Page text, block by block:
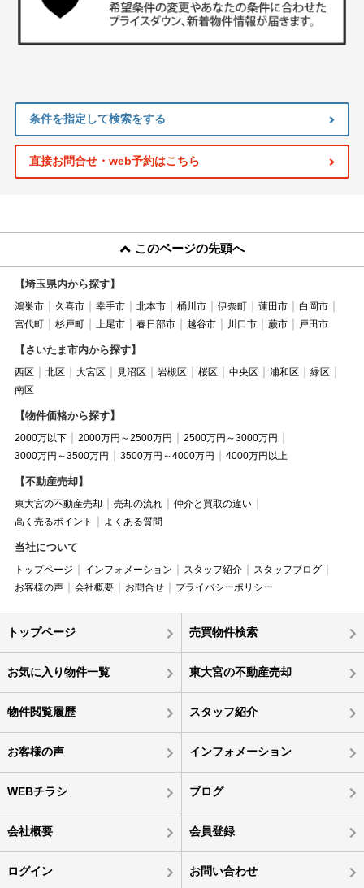
条件を指定して検索をする
直接お問合せ・web予約はこちら
このページの先頭へ
【埼玉県内から探す】
鴻巣市 久喜市 幸手市 北本市 桶川市 伊奈町 蓮田市
白岡市
宮代町
杉戸町 上尾市 春日部市 越谷市 川口市 蕨市 戸田市
【さいたま市内から探す】
西区 北区 大宮区 見沼区 岩槻区 桜区 中央区 浦和区
緑区
南区
【物件価格から探す】
2000万以下 2000万円～2500万円
2500万円～3000万円
3000万円～3500万円
3500万円～4000万円 4000万円以上
【不動産売却】
東大宮の不動産売却 売却の流れ
仲介と買取の違い
高く売るポイント
よくある質問
当社について
トップページ インフォメーション スタッフ紹介
スタッフブログ
お客様の声
会社概要 お問合せ プライバシーポリシー
トップページ 売買物件検索
お気に入り物件一覧 東大宮の不動産売却
物件閲覧履歴 スタッフ紹介
お客様の声 インフォメーション
WEBチラシ ブログ
会社概要 会員登録
ログイン お問い合わせ